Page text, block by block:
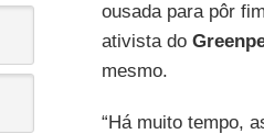
ousada para pôr
ativista do
mesmo.
“Há muito tempo,